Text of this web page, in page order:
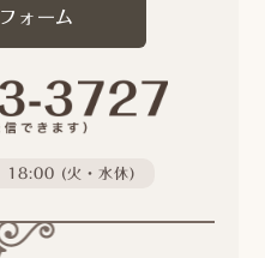
ォーム
18:00 (火・水休)